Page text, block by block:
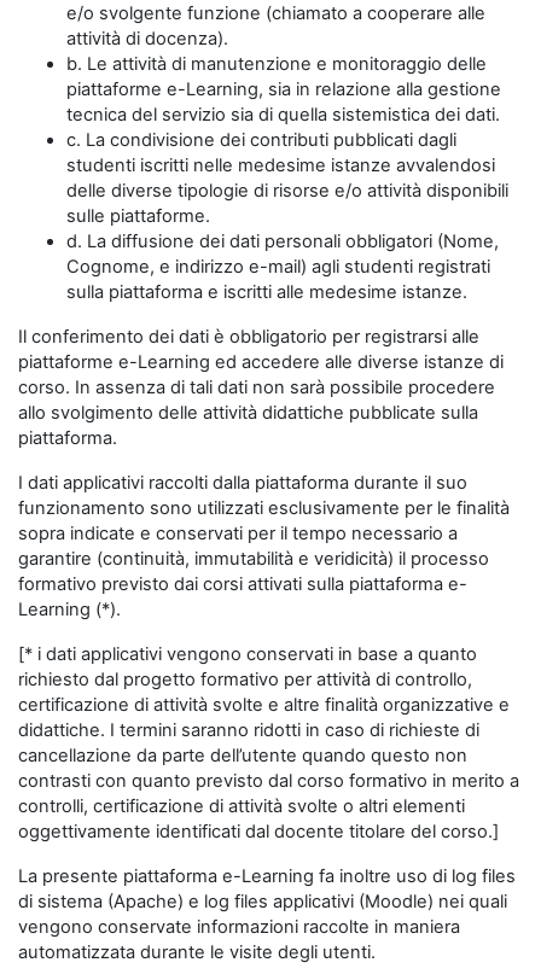
e/o svolgente funzione (chiamato a cooperare alle
attività di docenza).
b. Le attività di manutenzione e monitoraggio delle
piattaforme e-Learning, sia in relazione alla gestione
tecnica del servizio sia di quella sistemistica dei dati.
c. La condivisione dei contributi pubblicati dagli
studenti iscritti nelle medesime istanze avvalendosi
delle diverse tipologie di risorse e/o attività disponibili
sulle piattaforme.
d. La diffusione dei dati personali obbligatori (Nome,
Cognome, e indirizzo e-mail) agli studenti registrati
sulla piattaforma e iscritti alle medesime istanze.
Il conferimento dei dati è obbligatorio per registrarsi alle
piattaforme e-Learning ed accedere alle diverse istanze di
corso. In assenza di tali dati non sarà possibile procedere
allo svolgimento delle attività didattiche pubblicate sulla
piattaforma.
I dati applicativi raccolti dalla piattaforma durante il suo
funzionamento sono utilizzati esclusivamente per le finalità
sopra indicate e conservati per il tempo necessario a
garantire (continuità, immutabilità e veridicità) il processo
formativo previsto dai corsi attivati sulla piattaforma e-
Learning (*).
[* i dati applicativi vengono conservati in base a quanto
richiesto dal progetto formativo per attività di controllo,
certificazione di attività svolte e altre finalità organizzative e
didattiche. I termini saranno ridotti in caso di richieste di
cancellazione da parte dell’utente quando questo non
contrasti con quanto previsto dal corso formativo in merito a
controlli, certificazione di attività svolte o altri elementi
oggettivamente identificati dal docente titolare del corso.]
La presente piattaforma e-Learning fa inoltre uso di log files
di sistema (Apache) e log files applicativi (Moodle) nei quali
vengono conservate informazioni raccolte in maniera
automatizzata durante le visite degli utenti.